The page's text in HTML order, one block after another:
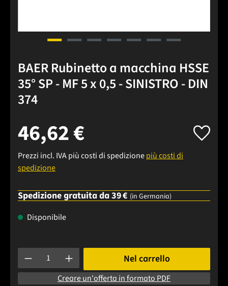
BAER Rubinetto a macchina HSSE
35° SP - MF 5 x 0,5 - SINISTRO - DIN
374
46,62 €
Prezzi incl. IVA più costi di spedizionepiù costi di
spedizione
Spedizione gratuita da 39 € (in Germania)
Disponibile
Quantità del prodotto: inserisci la quantità desiderata o
Nel carrello
Creare un'offerta in formato PDF